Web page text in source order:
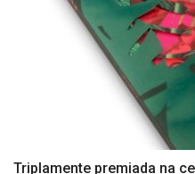
Triplamente premiada na